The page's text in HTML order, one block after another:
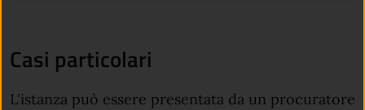
Casi particolari
L'istanza può essere presentata da un procuratore